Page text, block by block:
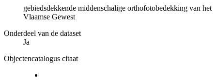
gebiedsdekkende middenschalige orthofotobedekking van het
Vlaamse Gewest
Onderdeel van de dataset
Ja
Objectencatalogus citaat